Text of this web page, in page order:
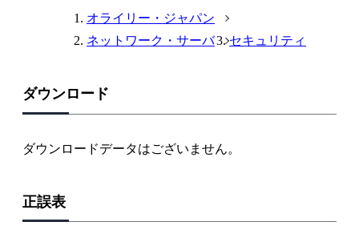
オライリー・ジャパン
ネットワーク・サーバ
セキュリティ
ダウンロード
ダウンロードデータはございません。
正誤表